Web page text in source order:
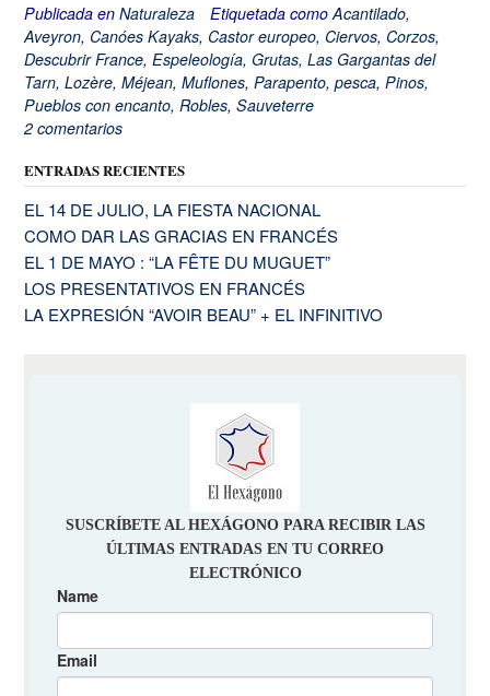
Publicada en Naturaleza Etiquetada como Acantilado,
Aveyron, Canóes Kayaks, Castor europeo, Ciervos, Corzos,
Descubrir France, Espeleología, Grutas, Las Gargantas del
Tarn, Lozère, Méjean, Muflones, Parapento, pesca, Pinos,
Pueblos con encanto, Robles, Sauveterre
2 comentarios
ENTRADAS RECIENTES
EL 14 DE JULIO, LA FIESTA NACIONAL
COMO DAR LAS GRACIAS EN FRANCÉS
EL 1 DE MAYO : “LA FÊTE DU MUGUET”
LOS PRESENTATIVOS EN FRANCÉS
LA EXPRESIÓN “AVOIR BEAU” + EL INFINITIVO